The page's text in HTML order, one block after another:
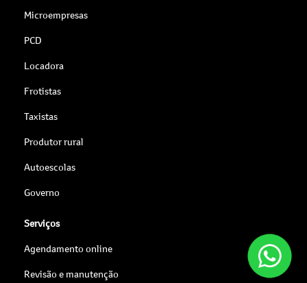
Microempresas
PCD
Locadora
Frotistas
Taxistas
Produtor rural
Autoescolas
Governo
Serviços
Agendamento online
Revisão e manutenção